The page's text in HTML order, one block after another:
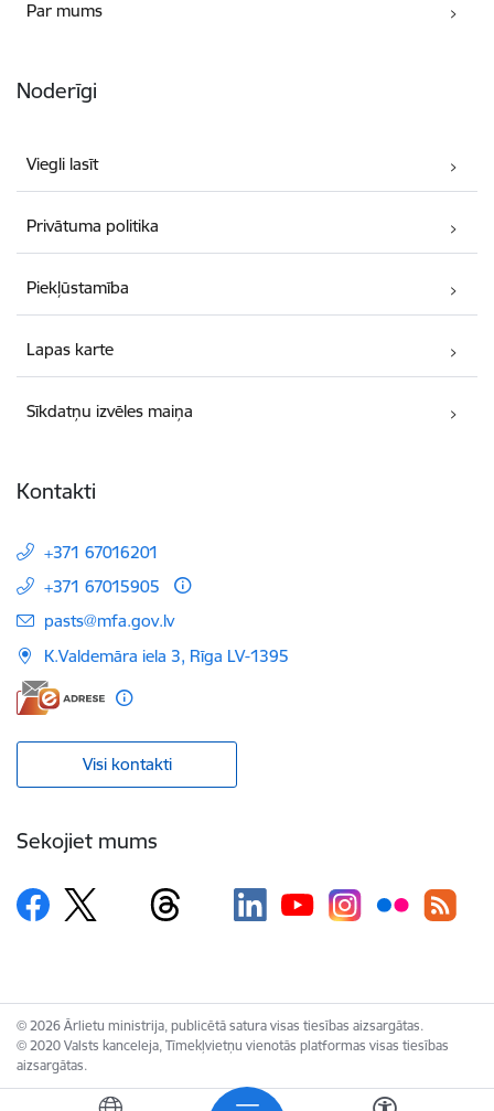
Par mums
Noderīgi
Viegli lasīt
Privātuma politika
Piekļūstamība
Lapas karte
Sīkdatņu izvēles maiņa
Kontakti
+371 67016201
+371 67015905
E-pasts:
pasts@mfa.gov.lv
K.Valdemāra iela 3, Rīga LV-1395
Visi kontakti
Sekojiet mums
© 2026 Ārlietu ministrija, publicētā satura visas tiesības aizsargātas.
© 2020 Valsts kanceleja, Tīmekļvietņu vienotās platformas visas tiesības
aizsargātas.